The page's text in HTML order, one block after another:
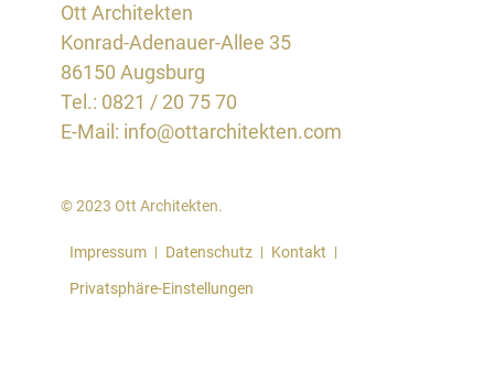
Ott Architekten
Konrad-Adenauer-Allee 35
86150 Augsburg
Tel.: 0821 / 20 75 70
E-Mail: info@ottarchitekten.com
© 2023 Ott Architekten.
Impressum Datenschutz Kontakt
Privatsphäre-Einstellungen